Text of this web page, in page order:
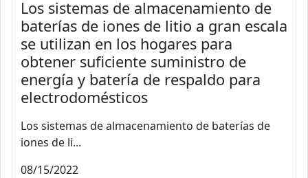
Los sistemas de almacenamiento de
baterías de iones de litio a gran escala
se utilizan en los hogares para
obtener suficiente suministro de
energía y batería de respaldo para
electrodomésticos
Los sistemas de almacenamiento de baterías de
iones de li...
08/15/2022